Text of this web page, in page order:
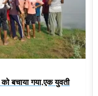
बचाया गया,एक युवती